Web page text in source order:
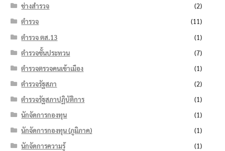
ช่างสำรวจ
(2)
ตำรวจ
(11)
ตำรวจ ตส.13
(1)
ตำรวจชั้นประทวน
(7)
ตำรวจตรวจคนเข้าเมือง
(1)
ตำรวจรัฐสภา
(2)
ตำรวจรัฐสภาปฏิบัติการ
(1)
นักจัดการกองทุน
(1)
นักจัดการกองทุน (ภูมิภาค)
(1)
นักจัดการความรู้
(1)